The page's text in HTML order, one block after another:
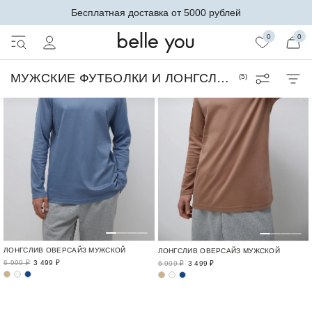
Бесплатная доставка от 5000 рублей
0 0
МУЖСКИЕ ФУТБОЛКИ И ЛОНГСЛИВЫ (5)
ЛОНГСЛИВ ОВЕРСАЙЗ МУЖСКОЙ
6 999 ₽ 3 499 ₽
ЛОНГСЛИВ ОВЕРСАЙЗ МУЖСКОЙ
6 999 ₽ 3 499 ₽